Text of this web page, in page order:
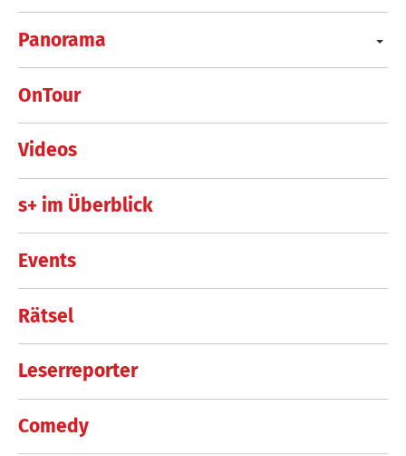
Panorama
OnTour
Videos
s+ im Überblick
Events
Rätsel
Leserreporter
Comedy